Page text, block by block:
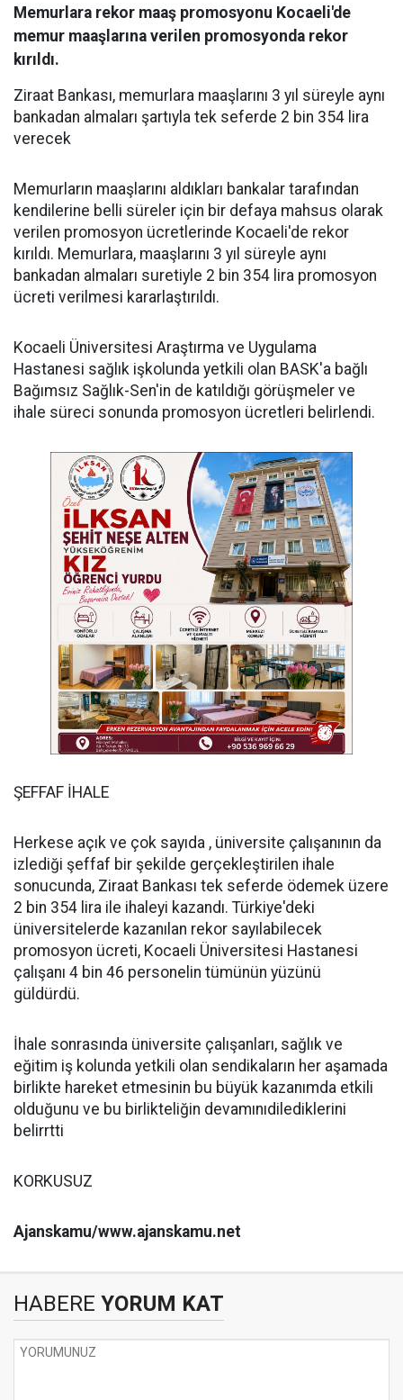
Memurlara rekor maaş promosyonu Kocaeli'de
memur maaşlarına verilen promosyonda rekor
kırıldı.
Ziraat Bankası, memurlara maaşlarını 3 yıl süreyle aynı
bankadan almaları şartıyla tek seferde 2 bin 354 lira
verecek
Memurların maaşlarını aldıkları bankalar tarafından
kendilerine belli süreler için bir defaya mahsus olarak
verilen promosyon ücretlerinde Kocaeli'de rekor
kırıldı. Memurlara, maaşlarını 3 yıl süreyle aynı
bankadan almaları suretiyle 2 bin 354 lira promosyon
ücreti verilmesi kararlaştırıldı.
Kocaeli Üniversitesi Araştırma ve Uygulama
Hastanesi sağlık işkolunda yetkili olan BASK'a bağlı
Bağımsız Sağlık-Sen'in de katıldığı görüşmeler ve
ihale süreci sonunda promosyon ücretleri belirlendi.
ŞEFFAF İHALE
Herkese açık ve çok sayıda , üniversite çalışanının da
izlediği şeffaf bir şekilde gerçekleştirilen ihale
sonucunda, Ziraat Bankası tek seferde ödemek üzere
2 bin 354 lira ile ihaleyi kazandı. Türkiye'deki
üniversitelerde kazanılan rekor sayılabilecek
promosyon ücreti, Kocaeli Üniversitesi Hastanesi
çalışanı 4 bin 46 personelin tümünün yüzünü
güldürdü.
İhale sonrasında üniversite çalışanları, sağlık ve
eğitim iş kolunda yetkili olan sendikaların her aşamada
birlikte hareket etmesinin bu büyük kazanımda etkili
olduğunu ve bu birlikteliğin devamınıdilediklerini
belirrtti
KORKUSUZ
Ajanskamu/www.ajanskamu.net
HABERE YORUM KAT